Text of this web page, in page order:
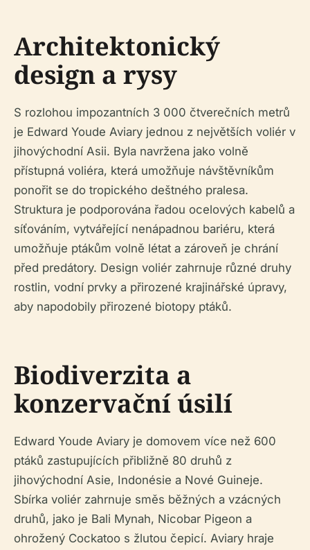
Architektonický
design a rysy
S rozlohou impozantních 3 000 čtverečních metrů
je Edward Youde Aviary jednou z největších voliér v
jihovýchodní Asii. Byla navržena jako volně
přístupná voliéra, která umožňuje návštěvníkům
ponořit se do tropického deštného pralesa.
Struktura je podporována řadou ocelových kabelů a
síťováním, vytvářející nenápadnou bariéru, která
umožňuje ptákům volně létat a zároveň je chrání
před predátory. Design voliér zahrnuje různé druhy
rostlin, vodní prvky a přirozené krajinářské úpravy,
aby napodobily přirozené biotopy ptáků.
Biodiverzita a
konzervační úsilí
Edward Youde Aviary je domovem více než 600
ptáků zastupujících přibližně 80 druhů z
jihovýchodní Asie, Indonésie a Nové Guineje.
Sbírka voliér zahrnuje směs běžných a vzácných
druhů, jako je Bali Mynah, Nicobar Pigeon a
ohrožený Cockatoo s žlutou čepicí. Aviary hraje